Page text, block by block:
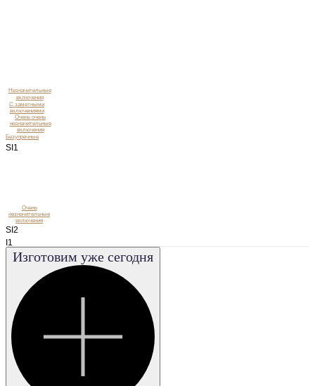
Незначительные
включения
C заметными
включениями
Очень очень
незначительные
включения
Безупречные
SI1
Очень
незначительные
включения
SI2
I1
VVS1
VVS2
FL
Изготовим уже сегодня